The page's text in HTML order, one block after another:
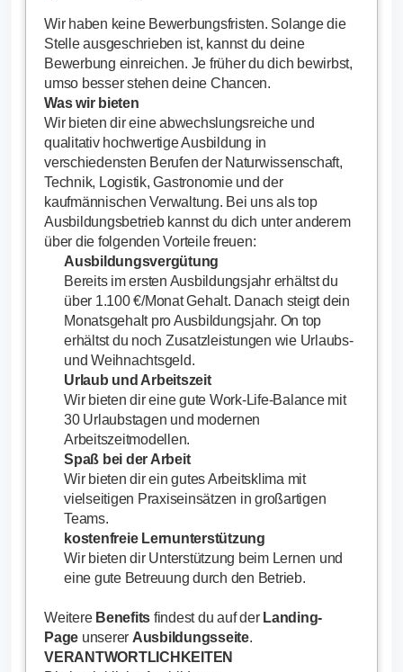
Wir haben keine Bewerbungsfristen. Solange die
Stelle ausgeschrieben ist, kannst du deine
Bewerbung einreichen. Je früher du dich bewirbst,
umso besser stehen deine Chancen.
Was wir bieten
Wir bieten dir eine abwechslungsreiche und
qualitativ hochwertige Ausbildung in
verschiedensten Berufen der Naturwissenschaft,
Technik, Logistik, Gastronomie und der
kaufmännischen Verwaltung. Bei uns als top
Ausbildungsbetrieb kannst du dich unter anderem
über die folgenden Vorteile freuen:
Ausbildungsvergütung
Bereits im ersten Ausbildungsjahr erhältst du
über 1.100 €/Monat Gehalt. Danach steigt dein
Monatsgehalt pro Ausbildungsjahr. On top
erhältst du noch Zusatzleistungen wie Urlaubs-
und Weihnachtsgeld.
Urlaub und Arbeitszeit
Wir bieten dir eine gute Work-Life-Balance mit
30 Urlaubstagen und modernen
Arbeitszeitmodellen.
Spaß bei der Arbeit
Wir bieten dir ein gutes Arbeitsklima mit
vielseitigen Praxiseinsätzen in großartigen
Teams.
kostenfreie Lernunterstützung
Wir bieten dir Unterstützung beim Lernen und
eine gute Betreuung durch den Betrieb.
Weitere Benefits findest du auf der Landing-
Page unserer Ausbildungsseite.
VERANTWORTLICHKEITEN